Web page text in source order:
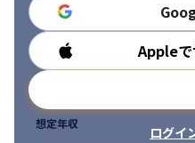
Appleで
ログイ
勤務時間
想定年収